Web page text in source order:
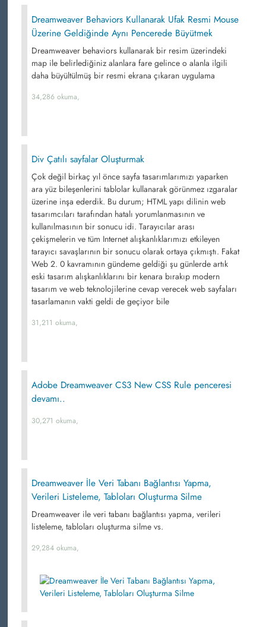
Dreamweaver Behaviors Kullanarak Ufak Resmi Mouse
Üzerine Geldiğinde Aynı Pencerede Büyütmek
Dreamweaver behaviors kullanarak bir resim üzerindeki
map ile belirlediğiniz alanlara fare gelince o alanla ilgili
daha büyültülmüş bir resmi ekrana çıkaran uygulama
34,286 okuma,
Div Çatılı sayfalar Oluşturmak
Çok değil birkaç yıl önce sayfa tasarımlarımızı yaparken
ara yüz bileşenlerini tablolar kullanarak görünmez ızgaralar
üzerine inşa ederdik. Bu durum; HTML yapı dilinin web
tasarımcıları tarafından hatalı yorumlanmasının ve
kullanılmasının bir sonucu idi. Tarayıcılar arası
çekişmelerin ve tüm Internet alışkanlıklarımızı etkileyen
tarayıcı savaşlarının bir sonucu olarak ortaya çıkmıştı. Fakat
Web 2. 0 kavramının gündeme geldiği şu günlerde artık
eski tasarım alışkanlıklarını bir kenara bırakıp modern
tasarım ve web teknolojilerine cevap verecek web sayfaları
tasarlamanın vakti geldi de geçiyor bile
31,211 okuma,
Adobe Dreamweaver CS3 New CSS Rule penceresi
devamı..
30,271 okuma,
Dreamweaver İle Veri Tabanı Bağlantısı Yapma,
Verileri Listeleme, Tabloları Oluşturma Silme
Dreamweaver ile veri tabanı bağlantısı yapma, verileri
listeleme, tabloları oluşturma silme vs.
29,284 okuma,